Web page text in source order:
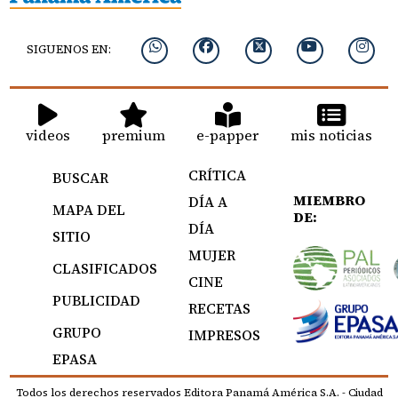
SIGUENOS EN:
videos premium e-papper mis noticias
BUSCAR
MAPA DEL
SITIO
CLASIFICADOS
PUBLICIDAD
GRUPO
EPASA
CRÍTICA
DÍA A
DÍA
MUJER
CINE
RECETAS
IMPRESOS
MIEMBRO
DE:
Todos los derechos reservados Editora Panamá América S.A. - Ciudad